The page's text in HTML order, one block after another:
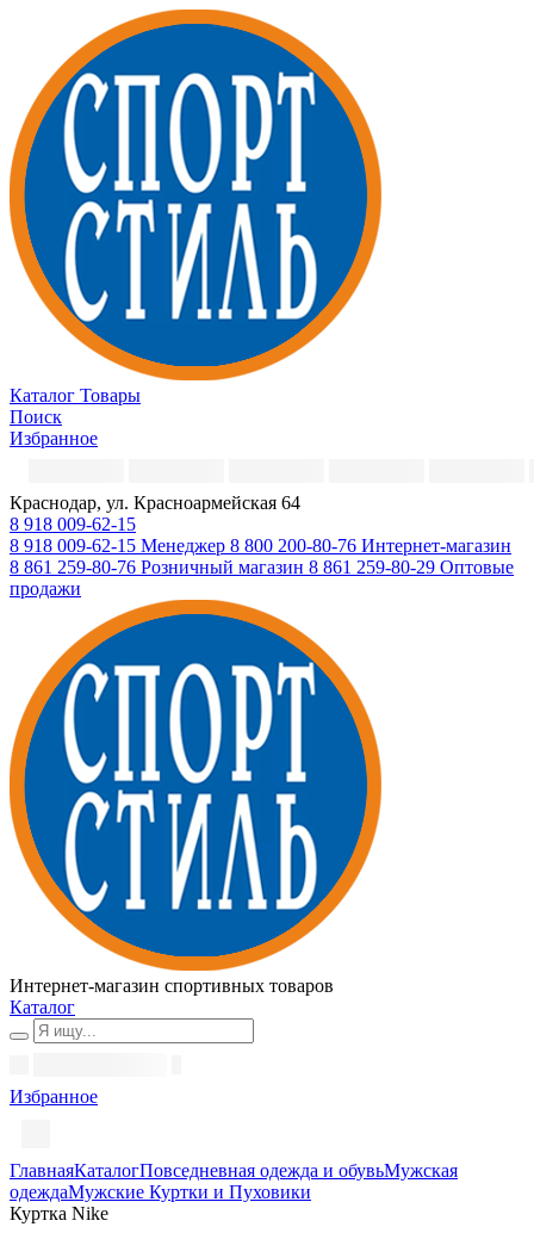
Каталог Товары
Поиск
Избранное
Краснодар, ул. Красноармейская 64
8 918 009-62-15
8 918 009-62-15 Менеджер 8 800 200-80-76 Интернет-магазин
8 861 259-80-76 Розничный магазин 8 861 259-80-29 Оптовые
продажи
Интернет-магазин спортивных товаров
Каталог
Избранное
ГлавнаяКаталогПовседневная одежда и обувьМужская
одеждаМужские Куртки и Пуховики
Куртка Nike